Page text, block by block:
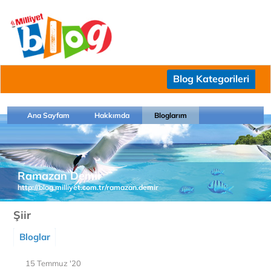
Blog Kategorileri
Ana Sayfam Hakkımda Bloglarım
Ramazan Demir
http://blog.milliyet.com.tr/ramazan.demir
Şiir
Bloglar
15 Temmuz '20